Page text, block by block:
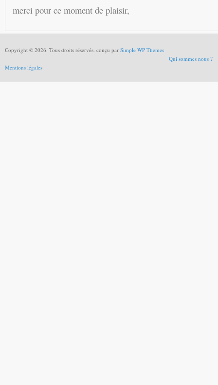
merci pour ce moment de plaisir,
Copyright © 2026. Tous droits réservés. conçu par Simple WP Themes
Qui sommes nous ?
Mentions légales